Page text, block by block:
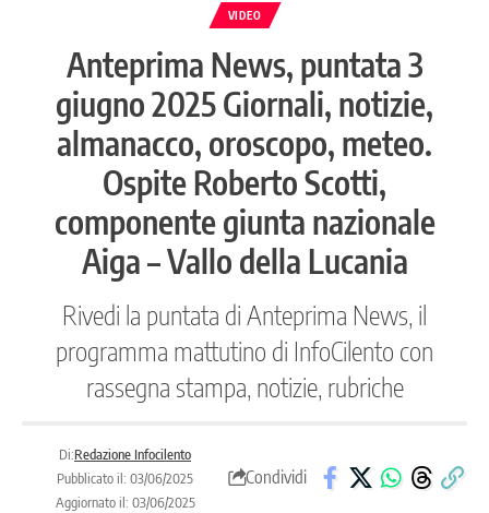
VIDEO
Anteprima News, puntata 3
giugno 2025 Giornali, notizie,
almanacco, oroscopo, meteo.
Ospite Roberto Scotti,
componente giunta nazionale
Aiga – Vallo della Lucania
Rivedi la puntata di Anteprima News, il
programma mattutino di InfoCilento con
rassegna stampa, notizie, rubriche
Di:Redazione Infocilento
Pubblicato il: 03/06/2025
Aggiornato il: 03/06/2025
Condividi